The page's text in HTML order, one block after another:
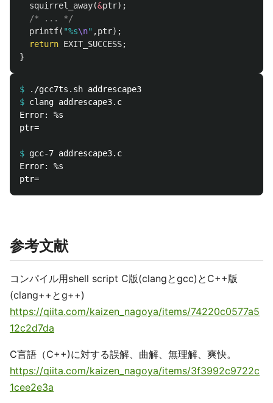
squirrel_away(&ptr);
/* ... */
printf( "%s\n" ,ptr);
return EXIT_SUCCESS;
}
$
$
Error: %s
ptr=
$
Error: %s
参考文献
コンパイル用shell script C版(clangとgcc)とC++版
(clang++とg++)
https://qiita.com/kaizen_nagoya/items/74220c0577a5
12c2d7da
C言語（C++)に対する誤解、曲解、無理解、爽快。
https://qiita.com/kaizen_nagoya/items/3f3992c9722c
1cee2e3a